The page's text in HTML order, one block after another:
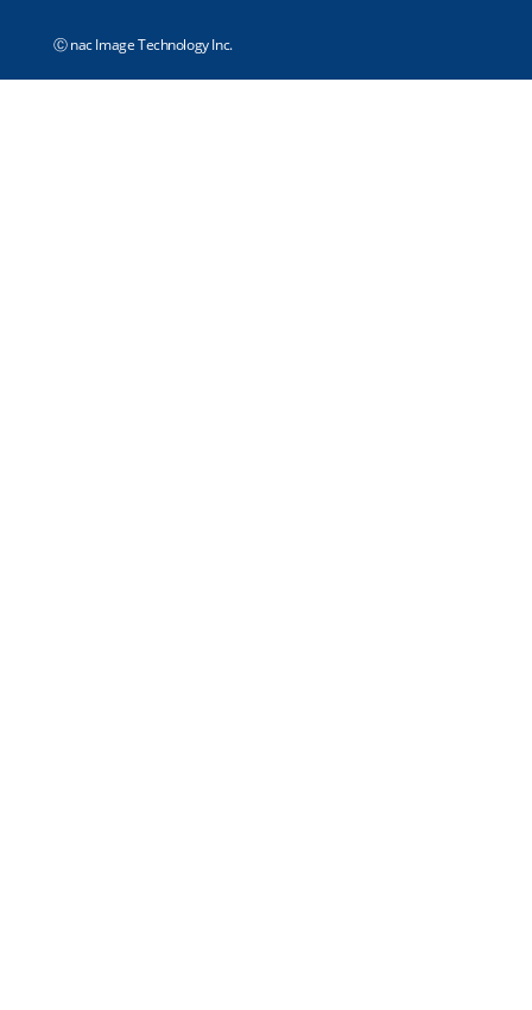
Ⓒ nac Image Technology Inc.